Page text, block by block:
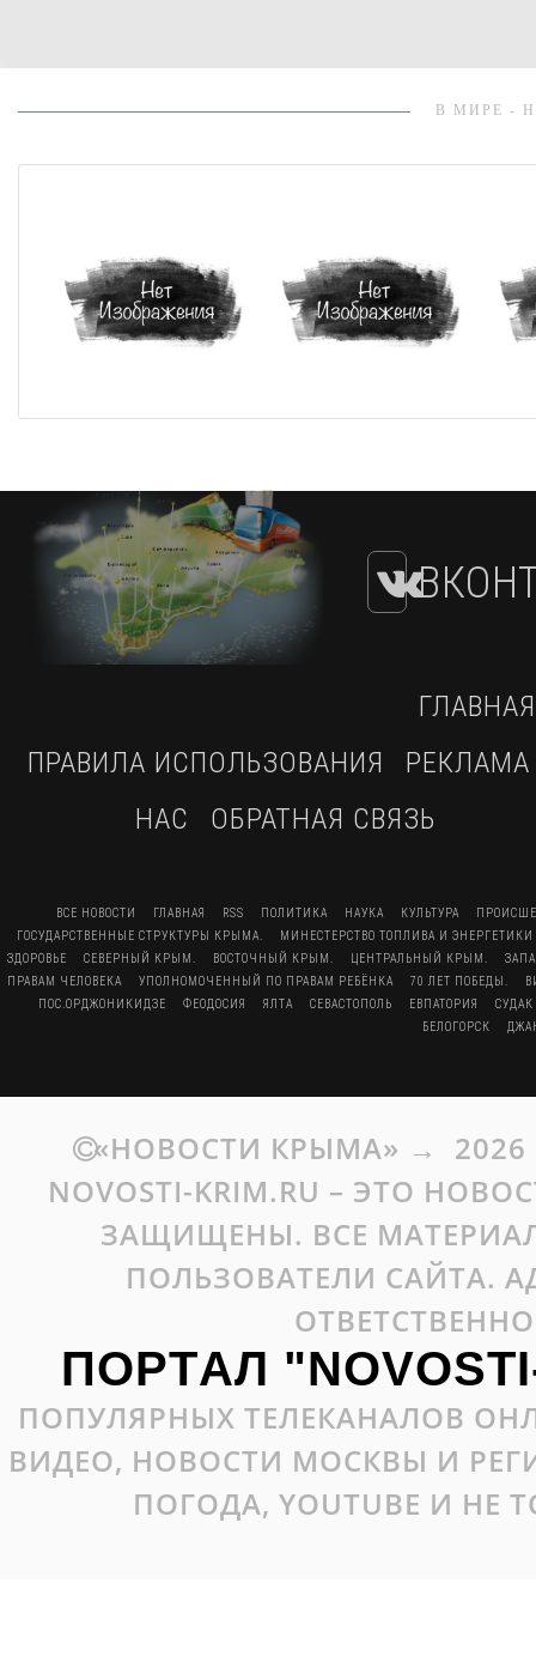
В МИРЕ -
ГЛАВНАЯ
ПРАВИЛА ИСПОЛЬЗОВАНИЯ
РЕКЛАМА
НАС
ОБРАТНАЯ СВЯЗЬ
ВСЕ НОВОСТИ ГЛАВНАЯ RSS ПОЛИТИКА НАУКА КУЛЬТУРА
ГОСУДАРСТВЕННЫЕ СТРУКТУРЫ КРЫМА.
МИНЕСТЕРСТВО ТОПЛИВА И
ЗДОРОВЬЕ
СЕВЕРНЫЙ КРЫМ. ВОСТОЧНЫЙ КРЫМ. ЦЕНТРАЛЬНЫЙ КРЫМ.
ПРАВАМ ЧЕЛОВЕКА
УПОЛНОМОЧЕННЫЙ ПО ПРАВАМ РЕБЁНКА 70 ЛЕТ ПОБЕДЫ.
ПОС.ОРДЖОНИКИДЗЕ
ФЕОДОСИЯ ЯЛТА СЕВАСТОПОЛЬ ЕВПАТОРИЯ
СУДАК
БЕЛОГОРСК
«НОВОСТИ КРЫМА» → 2026
NOVOSTI-KRIM.RU – ЭТО
ЗАЩИЩЕНЫ. ВСЕ
ПОЛЬЗОВАТЕЛИ САЙТА.
ПОРТАЛ
ПОПУЛЯРНЫХ ТЕЛЕКАНАЛОВ
ВИДЕО, НОВОСТИ МОСКВЫ И
ПОГОДА, YOUTUBE И